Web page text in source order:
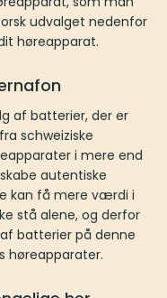
der passer til dit
der er specielt
Bernafon. Bernafon har
stræber konstant efter
kunder, så de kan få
kan ikke stå alene, og
af batterier på denne